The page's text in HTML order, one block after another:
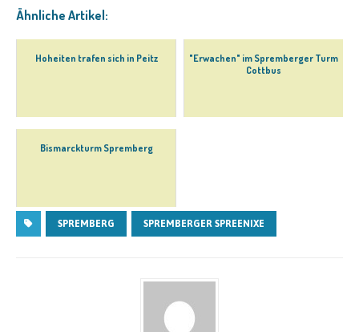
Ähnliche Artikel:
Hoheiten trafen sich in Peitz
"Erwachen" im Spremberger Turm
Cottbus
Bismarckturm Spremberg
SPREMBERG SPREMBERGER SPREENIXE